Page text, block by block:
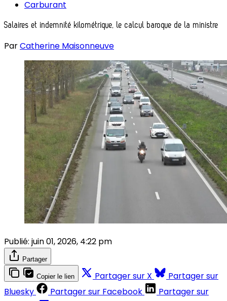
Carburant
Salaires et indemnité kilométrique, le calcul baroque de la ministre
ParCatherine Maisonneuve
Publié: juin 01, 2026, 4:22 pm
Partager
Copier le lien Partager sur X
Partager sur
Bluesky
Partager sur Facebook
Partager sur